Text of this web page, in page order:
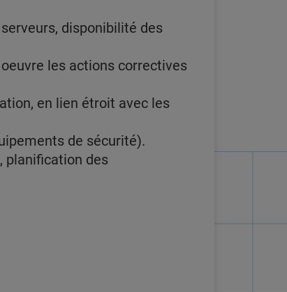
disponibilité des
les actions correctives
en lien étroit avec les
de sécurité).
planification des